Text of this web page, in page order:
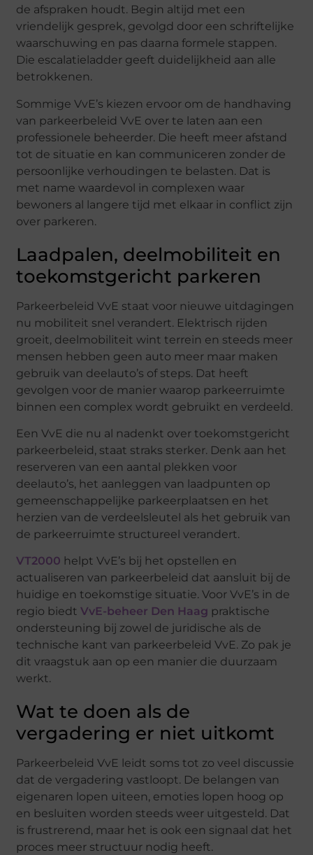
de afspraken houdt. Begin altijd met een
vriendelijk gesprek, gevolgd door een schriftelijke
waarschuwing en pas daarna formele stappen.
Die escalatieladder geeft duidelijkheid aan alle
betrokkenen.
Sommige VvE’s kiezen ervoor om de handhaving
van parkeerbeleid VvE over te laten aan een
professionele beheerder. Die heeft meer afstand
tot de situatie en kan communiceren zonder de
persoonlijke verhoudingen te belasten. Dat is
met name waardevol in complexen waar
bewoners al langere tijd met elkaar in conflict zijn
over parkeren.
Laadpalen, deelmobiliteit en
toekomstgericht parkeren
Parkeerbeleid VvE staat voor nieuwe uitdagingen
nu mobiliteit snel verandert. Elektrisch rijden
groeit, deelmobiliteit wint terrein en steeds meer
mensen hebben geen auto meer maar maken
gebruik van deelauto’s of steps. Dat heeft
gevolgen voor de manier waarop parkeerruimte
binnen een complex wordt gebruikt en verdeeld.
Een VvE die nu al nadenkt over toekomstgericht
parkeerbeleid, staat straks sterker. Denk aan het
reserveren van een aantal plekken voor
deelauto’s, het aanleggen van laadpunten op
gemeenschappelijke parkeerplaatsen en het
herzien van de verdeelsleutel als het gebruik van
de parkeerruimte structureel verandert.
VT2000 helpt VvE’s bij het opstellen en
actualiseren van parkeerbeleid dat aansluit bij de
huidige en toekomstige situatie. Voor VvE’s in de
regio biedt VvE-beheer Den Haag praktische
ondersteuning bij zowel de juridische als de
technische kant van parkeerbeleid VvE. Zo pak je
dit vraagstuk aan op een manier die duurzaam
werkt.
Wat te doen als de
vergadering er niet uitkomt
Parkeerbeleid VvE leidt soms tot zo veel discussie
dat de vergadering vastloopt. De belangen van
eigenaren lopen uiteen, emoties lopen hoog op
en besluiten worden steeds weer uitgesteld. Dat
is frustrerend, maar het is ook een signaal dat het
proces meer structuur nodig heeft.